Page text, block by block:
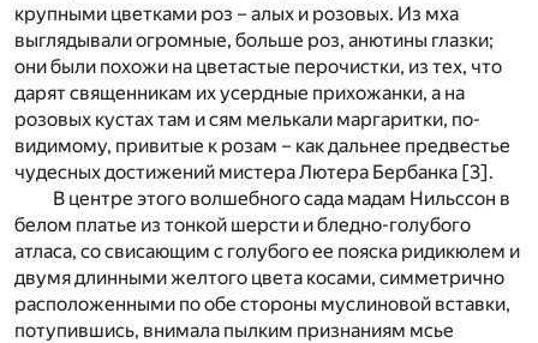
крупными цветками роз – алых и розовых. Из мха
выглядывали огромные, больше роз, анютины глазки;
они были похожи на цветастые перочистки, из тех, что
дарят священникам их усердные прихожанки, а на
розовых кустах там и сям мелькали маргаритки, по-
видимому, привитые к розам – как дальнее предвестье
чудесных достижений мистера Лютера Бербанка [3].
В центре этого волшебного сада мадам Нильссон в
белом платье из тонкой шерсти и бледно-голубого
атласа, со свисающим с голубого ее пояска ридикюлем и
двумя длинными желтого цвета косами, симметрично
расположенными по обе стороны муслиновой вставки,
потупившись, внимала пылким признаниям мсье